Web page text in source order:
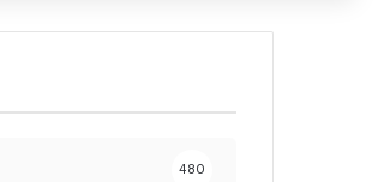
480